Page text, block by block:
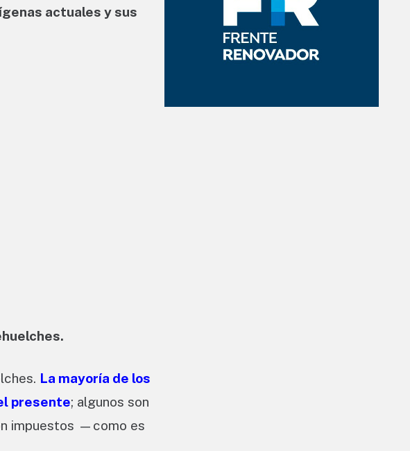
actuales y sus
La mayoría de los
presente; algunos son
impuestos —como es